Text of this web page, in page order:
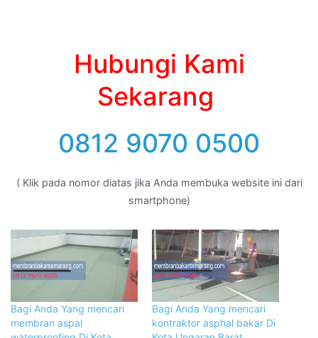
Hubungi Kami
Sekarang
0812 9070 0500
( Klik pada nomor diatas jika Anda membuka website ini dari
smartphone)
Bagi Anda Yang mencari
membran aspal
Bagi Anda Yang mencari
kontraktor asphal bakar Di